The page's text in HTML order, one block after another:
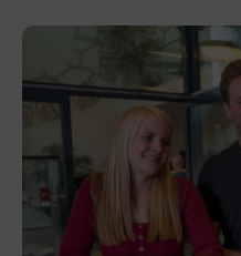
Veranstaltungsort
BFI Tirol
Ing.-Etzel-Straße 7
6020 Innsbruck
Förderhinweis
Das Land Tirol